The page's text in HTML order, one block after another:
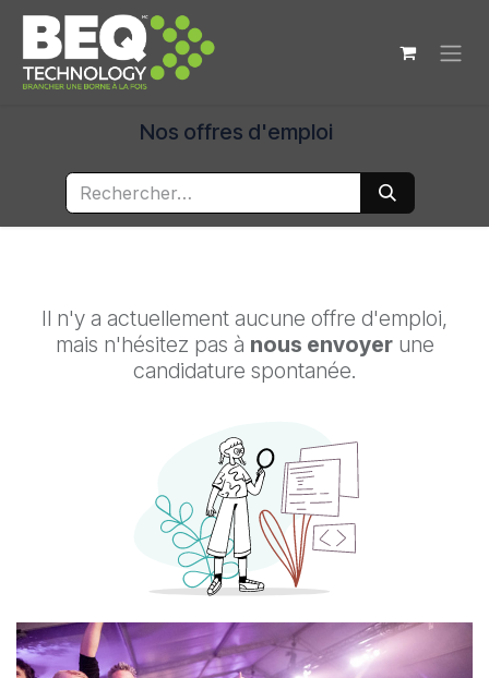
Se rendre au contenu
Nos offres d'emploi
Il n'y a actuellement aucune offre d'emploi,
mais n'hésitez pas à nous envoyerune
candidature spontanée.